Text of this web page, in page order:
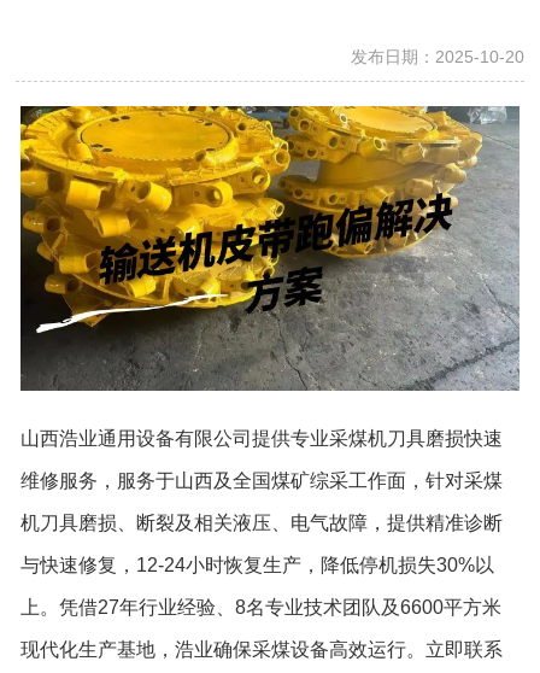
发布日期：2025-10-20
山西浩业通用设备有限公司提供专业采煤机刀具磨损快速
维修服务，服务于山西及全国煤矿综采工作面，针对采煤
机刀具磨损、断裂及相关液压、电气故障，提供精准诊断
与快速修复，12-24小时恢复生产，降低停机损失30%以
上。凭借27年行业经验、8名专业技术团队及6600平方米
现代化生产基地，浩业确保采煤设备高效运行。立即联系